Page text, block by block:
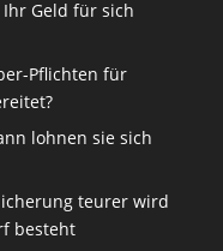
Geld für sich
Pflichten für
lohnen sie sich
teurer wird
besteht